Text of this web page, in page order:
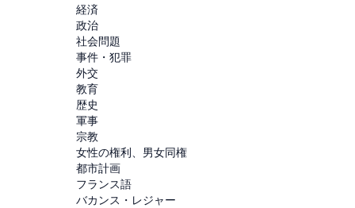
経済
政治
社会問題
事件・犯罪
外交
教育
歴史
軍事
宗教
女性の権利、男女同権
都市計画
フランス語
バカンス・レジャー